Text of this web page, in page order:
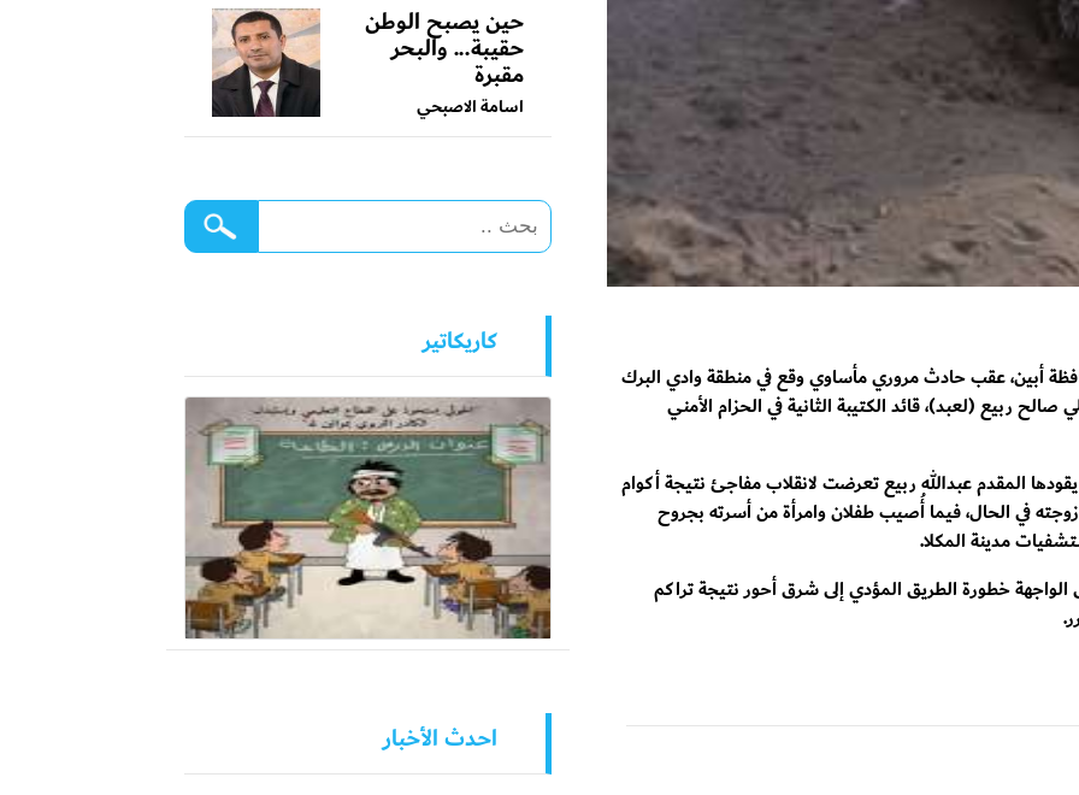
أبين، عقب حادث مروري مأساوي وقع في منطقة وادي البرك
ربيع (لعبد)، قائد الكتيبة الثانية في الحزام الأمني
المقدم عبدالله ربيع تعرضت لانقلاب مفاجئ نتيجة أكوام
في الحال، فيما أُصيب طفلان وامرأة من أسرته بجروح
مدينة المكلا.
خطورة الطريق المؤدي إلى شرق أحور نتيجة تراكم
حين يصبح الوطن
حقيبة... والبحر
مقبرة
اسامة الاصبحي
كاريكاتير
احدث الأخبار